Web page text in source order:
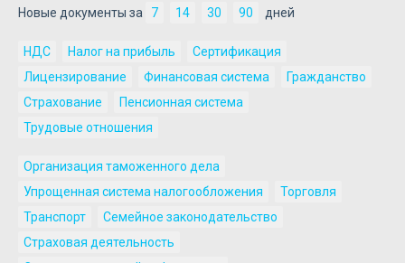
Новые документы за 7 14 30 90 дней
НДС Налог на прибыль
Сертификация
Лицензирование
Финансовая система
Гражданство
Страхование
Пенсионная система
Трудовые отношения
Организация таможенного дела
Упрощенная система налогообложения
Торговля
Транспорт
Семейное законодательство
Страховая деятельность